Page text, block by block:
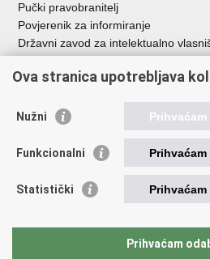
Pučki pravobranitelj
Povjerenik za informiranje
Državni zavod za intelektualno
HAKOM
Ostale poveznice
Hrvatski audiovizualni centar
Creative Europe
EU National Institutes for Culture
Međunarodni centar za podvodnu
Ova stranica upotrebljava
Nužni Prihvaćam
Funkcionalni Prihvaćam
Statistički Prihvaćam
Prihvaćam